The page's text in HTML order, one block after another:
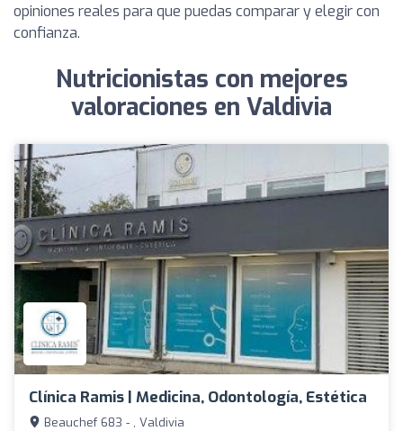
opiniones reales para que puedas comparar y elegir con
confianza.
Nutricionistas con mejores
valoraciones en Valdivia
Clínica Ramis | Medicina, Odontología, Estética
Beauchef 683 - , Valdivia